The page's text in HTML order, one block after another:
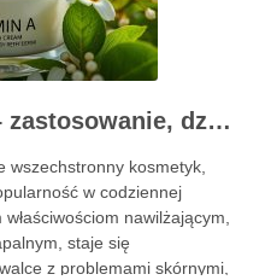
Maść z witaminą A – zastosowanie, działanie i bezpieczeństwo stosowania
wszechstronny kosmetyk,
w codziennej
nawilżającym,
staje się
z problemami skórnymi,